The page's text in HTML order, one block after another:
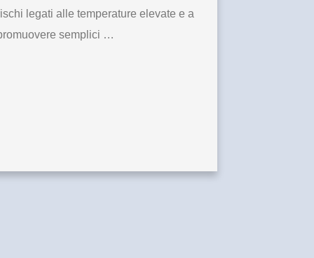
legati alle temperature elevate e a
semplici …